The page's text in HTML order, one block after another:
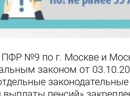
ПФР №9 по г. Москве и
законом от